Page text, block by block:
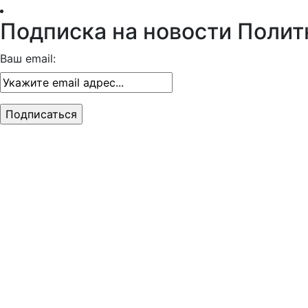
Подписка на новости
Ваш email: